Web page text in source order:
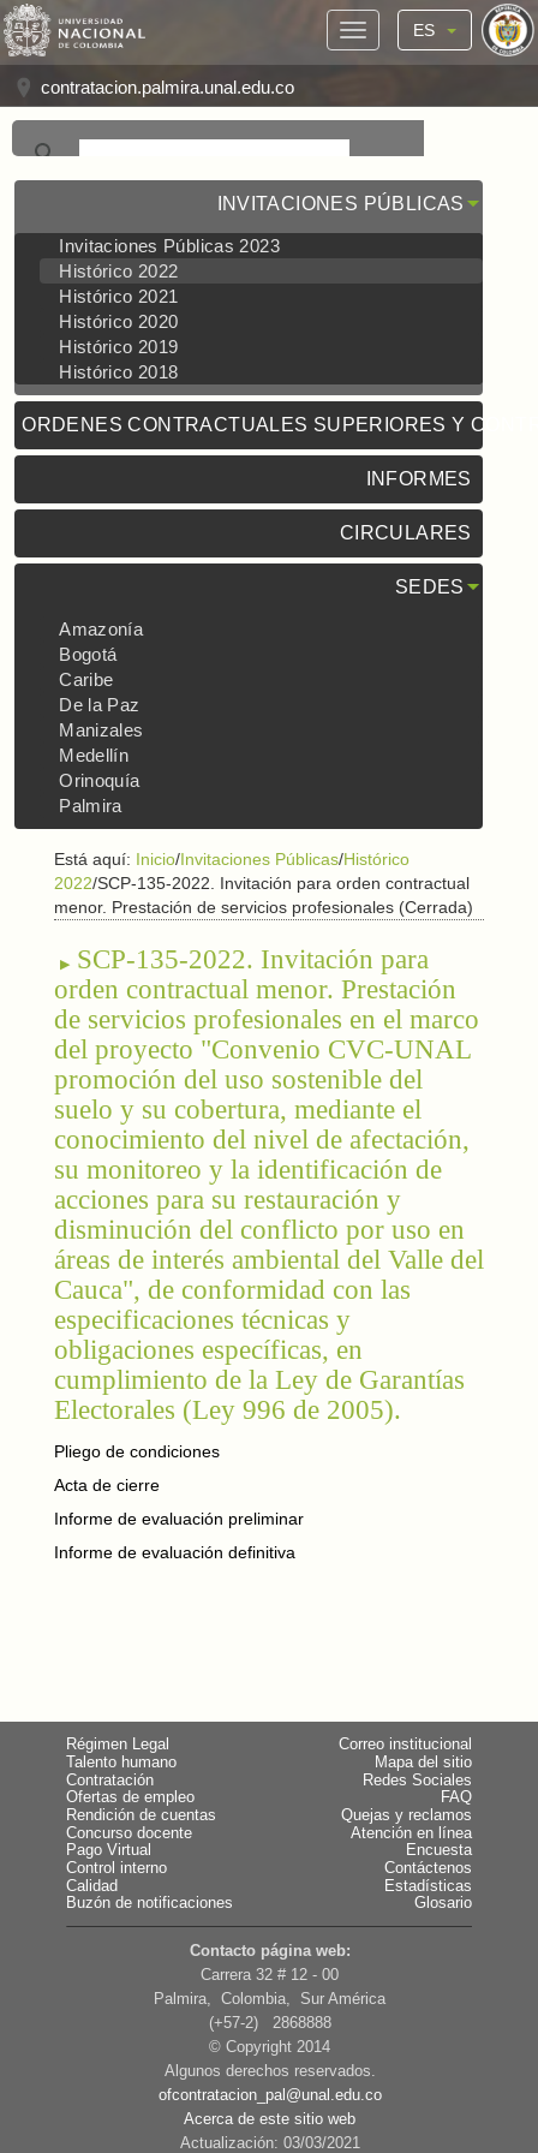
ES
contratacion.palmira.unal.edu.co
INVITACIONES PÚBLICAS
Invitaciones Públicas 2023
Histórico 2022
Histórico 2021
Histórico 2020
Histórico 2019
Histórico 2018
ORDENES CONTRACTUALES SUPERIORES Y
INFORMES
CIRCULARES
SEDES
Amazonía
Bogotá
Caribe
De la Paz
Manizales
Medellín
Orinoquía
Palmira
Está aquí: Inicio/Invitaciones Públicas/Histórico
2022/SCP-135-2022. Invitación para orden contractual
menor. Prestación de servicios profesionales (Cerrada)
SCP-135-2022. Invitación para
orden contractual menor. Prestación
de servicios profesionales en el marco
del proyecto "Convenio CVC-UNAL
promoción del uso sostenible del
suelo y su cobertura, mediante el
conocimiento del nivel de afectación,
su monitoreo y la identificación de
acciones para su restauración y
disminución del conflicto por uso en
áreas de interés ambiental del Valle del
Cauca", de conformidad con las
especificaciones técnicas y
obligaciones específicas, en
cumplimiento de la Ley de Garantías
Electorales (Ley 996 de 2005).
Pliego de condiciones
Acta de cierre
Informe de evaluación preliminar
Informe de evaluación definitiva
Régimen Legal
Talento humano
Contratación
Ofertas de empleo
Rendición de cuentas
Concurso docente
Pago Virtual
Control interno
Calidad
Buzón de notificaciones
Correo institucional
Mapa del sitio
Redes Sociales
FAQ
Quejas y reclamos
Atención en línea
Encuesta
Contáctenos
Estadísticas
Glosario
Contacto página web:
Carrera 32 # 12 - 00
Palmira, Colombia, Sur América
(+57-2) 2868888
© Copyright 2014
Algunos derechos reservados.
ofcontratacion_pal@unal.edu.co
Acerca de este sitio web
Actualización: 03/03/2021